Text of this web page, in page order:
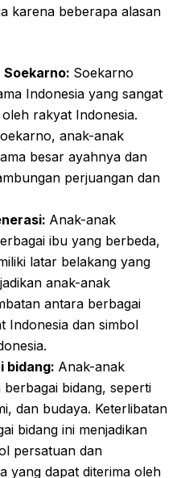
karena beberapa alasan
Soekarno: Soekarno
Indonesia yang sangat
rakyat Indonesia.
anak-anak
besar ayahnya dan
perjuangan dan
Anak-anak
ibu yang berbeda,
latar belakang yang
anak-anak
antara berbagai
Indonesia dan simbol
bidang: Anak-anak
bidang, seperti
dan budaya. Keterlibatan
bidang ini menjadikan
persatuan dan
yang dapat diterima oleh